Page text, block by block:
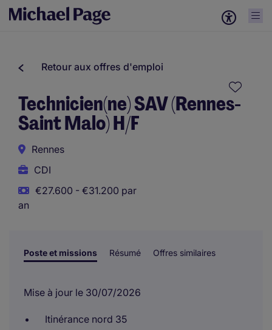
Retour aux offres d'emploi
Technicien(ne) SAV (Rennes-
Saint Malo) H/F
Rennes
CDI
€27.600 - €31.200 par
an
Poste et missions Résumé Offres similaires
Mise à jour le 30/07/2026
Itinérance nord 35